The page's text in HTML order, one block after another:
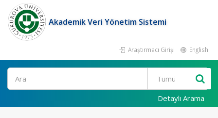
Akademik Veri Yönetim Sistemi
Araştırmacı Girişi English
Ara
Detaylı Arama